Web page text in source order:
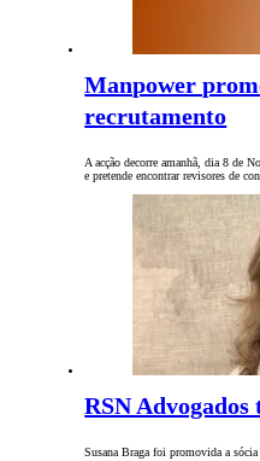
Manpower
recrutamento
A acção decorre amanhã, dia 8 de
e pretende encontrar revisores de
RSN Advogados
Susana Braga foi promovida a